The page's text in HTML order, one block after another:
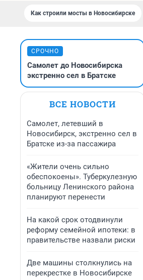
Как строили мосты в Новосибирске
СРОЧНО
Самолет до Новосибирска
экстренно сел в Братске
ВСЕ НОВОСТИ
Самолет, летевший в
Новосибирск, экстренно сел в
Братске из-за пассажира
«Жители очень сильно
обеспокоены». Туберкулезную
больницу Ленинского района
планируют перенести
На какой срок отодвинули
реформу семейной ипотеки: в
правительстве назвали риски
Две машины столкнулись на
перекрестке в Новосибирске